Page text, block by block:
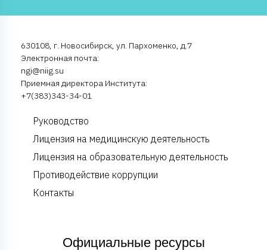
630108, г. Новосибирск, ул. Пархоменко, д.7
Электронная почта:
ngi@niig.su
Приемная директора Института:
+7(383)343-34-01
Руководство
Лицензия на медицинскую деятельность
Лицензия на образовательную деятельность
Противодействие коррупции
Контакты
Официальные ресурсы